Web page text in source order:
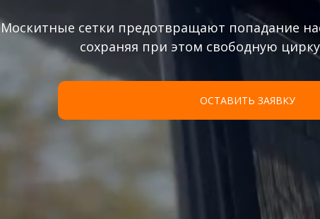
ОСТАВИТЬ ЗАЯВКУ
Москитные сетки предотвращают попадание
сохраняя при этом свободную
конфиденциальности